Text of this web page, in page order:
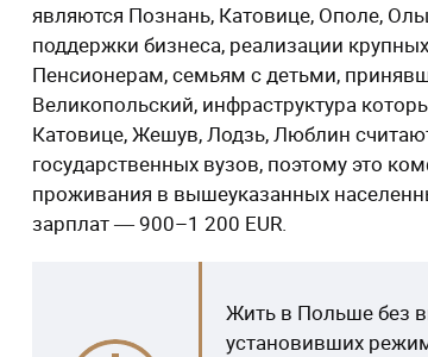
являются Познань, Катовице, Ополе,
поддержки бизнеса, реализации
Пенсионерам, семьям с детьми,
Великопольский, инфраструктура
Катовице, Жешув, Лодзь, Люблин
государственных вузов, поэтому это
проживания в вышеуказанных
зарплат ― 900–1 200 EUR.
Жить в Польше без
установивших